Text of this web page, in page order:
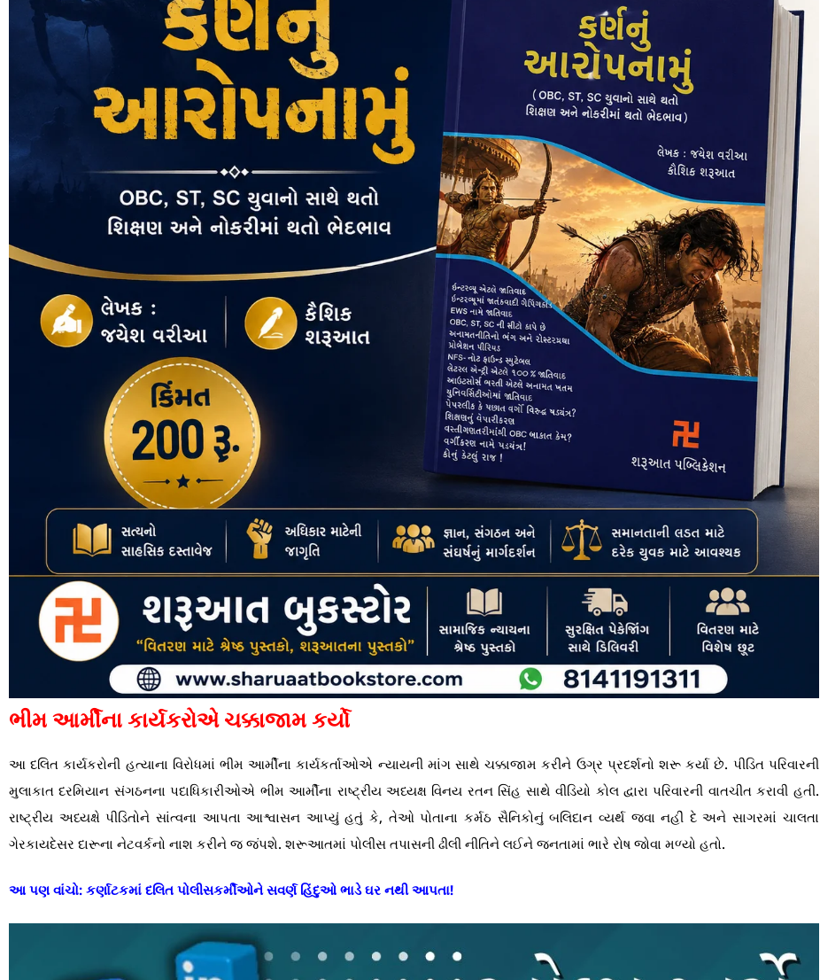
ભીમ આર્મીના કાર્યકરોએ ચક્કાજામ કર્યો
આ દલિત કાર્યકરોની હત્યાના વિરોધમાં ભીમ આર્મીના કાર્યકર્તાઓએ ન્યાયની માંગ સાથે ચક્કાજામ કરીને ઉગ્ર પ્રદર્શનો શરૂ કર્યા છે. પીડિત પરિવારની
મુલાકાત દરમિયાન સંગઠનના પદાધિકારીઓએ ભીમ આર્મીના રાષ્ટ્રીય અધ્યક્ષ વિનય રતન સિંહ સાથે વીડિયો કોલ દ્વારા પરિવારની વાતચીત કરાવી હતી.
રાષ્ટ્રીય અધ્યક્ષે પીડિતોને સાંત્વના આપતા આશ્વાસન આપ્યું હતું કે, તેઓ પોતાના કર્મઠ સૈનિકોનું બલિદાન વ્યર્થ જવા નહીં દે અને સાગરમાં ચાલતા
ગેરકાયદેસર દારૂના નેટવર્કનો નાશ કરીને જ જંપશે. શરૂઆતમાં પોલીસ તપાસની ઢીલી નીતિને લઈને જનતામાં ભારે રોષ જોવા મળ્યો હતો.
આ પણ વાંચો: કર્ણાટકમાં દલિત પોલીસકર્મીઓને સવર્ણ હિંદુઓ ભાડે ઘર નથી આપતા!